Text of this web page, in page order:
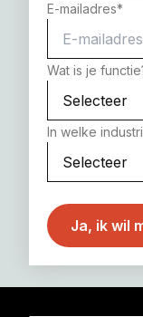
E-mailadres*
Wat is je
In welke